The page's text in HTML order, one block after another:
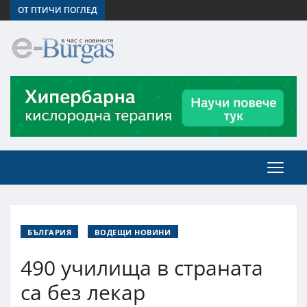
ОТ ПТИЧИ ПОГЛЕД
БЪЛГАРИЯ ВОДЕЩИ НОВИНИ
490 училища в страната
са без лекар